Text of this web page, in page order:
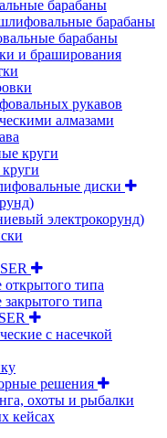
барабаны
барабаны
барабаны
и браширования
рукавов
алмазами
круги
диски
электрокорунд)
типа
типа
с насечкой
решения
охоты и рыбалки
кейсах